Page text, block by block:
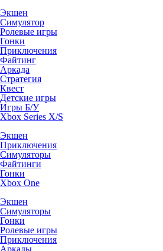
Экшен
Симулятор
Ролевые игры
Гонки
Приключения
Файтинг
Аркада
Стратегия
Квест
Детские игры
Игры Б/У
Xbox Series X/S
Экшен
Приключения
Симуляторы
Файтинги
Гонки
Xbox One
Экшен
Симуляторы
Гонки
Ролевые игры
Приключения
Аркады